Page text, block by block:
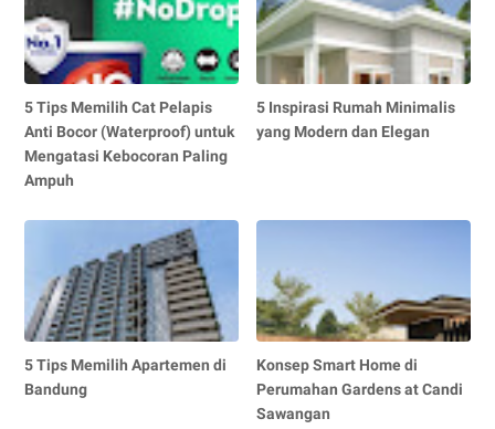
5 Tips Memilih Cat Pelapis
Anti Bocor (Waterproof) untuk
Mengatasi Kebocoran Paling
Ampuh
5 Inspirasi Rumah Minimalis
yang Modern dan Elegan
5 Tips Memilih Apartemen di
Bandung
Konsep Smart Home di
Perumahan Gardens at Candi
Sawangan